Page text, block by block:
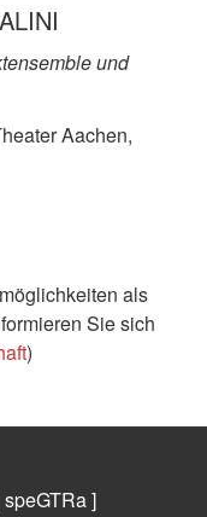
und
Aachen,
als
Sie sich
)
speGTRa]